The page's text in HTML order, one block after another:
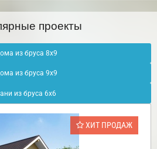
проекты
из бруса 8х9
из бруса 9х9
из бруса 6х6
ХИТ ПРОДАЖ